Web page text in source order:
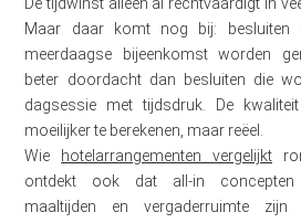
De tijdwinst alleen al rechtvaardigt in
Maar daar komt nog bij: besluiten
meerdaagse bijeenkomst worden
beter doordacht dan besluiten die
dagsessie met tijdsdruk. De
moeilijker te berekenen, maar reëel.
Wie
hotelarrangementen vergelijkt
ontdekt ook dat all-in concepten
maaltijden en vergaderruimte